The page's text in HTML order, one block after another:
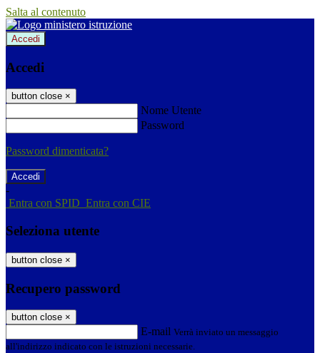
Salta al contenuto
Accedi
Accedi
button close ×
Nome Utente
Password
Password dimenticata?
-
Entra con SPID Entra con CIE
Seleziona utente
button close ×
Recupero password
button close ×
E-mail Verrà inviato un messaggio
all'indirizzo indicato con le istruzioni necessarie.